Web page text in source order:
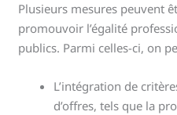
Plusieurs mesures peuvent
promouvoir l’égalité
publics. Parmi celles-ci, on
L’intégration de
d’offres, tels que la